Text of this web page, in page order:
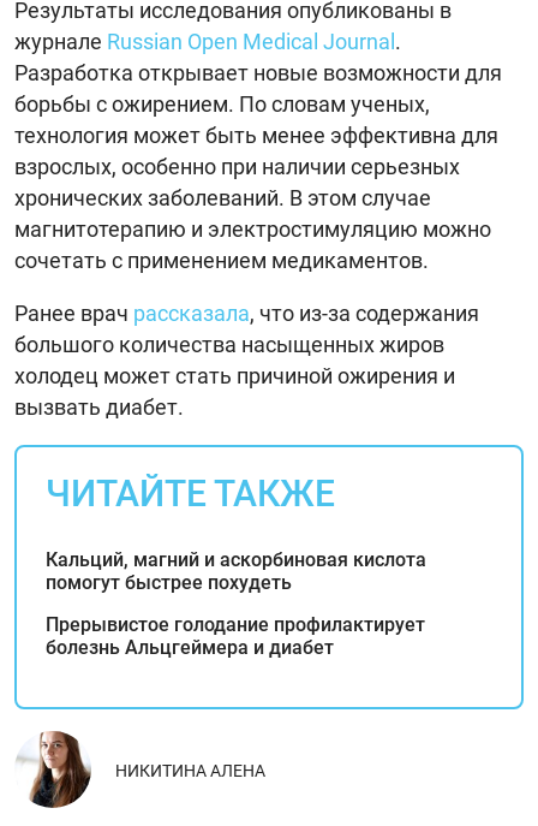
Результаты исследования опубликованы в
журнале Russian Open Medical Journal.
Разработка открывает новые возможности для
борьбы с ожирением. По словам ученых,
технология может быть менее эффективна для
взрослых, особенно при наличии серьезных
хронических заболеваний. В этом случае
магнитотерапию и электростимуляцию можно
сочетать с применением медикаментов.
Ранее врач рассказала, что из-за содержания
большого количества насыщенных жиров
холодец может стать причиной ожирения и
вызвать диабет.
ЧИТАЙТЕ ТАКЖЕ
Кальций, магний и аскорбиновая кислота
помогут быстрее похудеть
Прерывистое голодание профилактирует
болезнь Альцгеймера и диабет
НИКИТИНА АЛЕНА